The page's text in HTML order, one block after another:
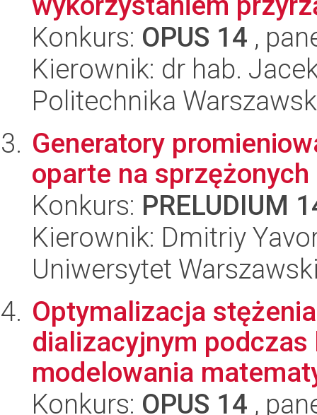
Konkurs: OPUS 14 ,
Kierownik: dr hab.
Politechnika
Generatory
oparte na
Konkurs: PRELUDIUM
Kierownik: Dmitriy
Uniwersytet
Optymalizacja
dializacyjnym
modelowania
Konkurs: OPUS 14 ,